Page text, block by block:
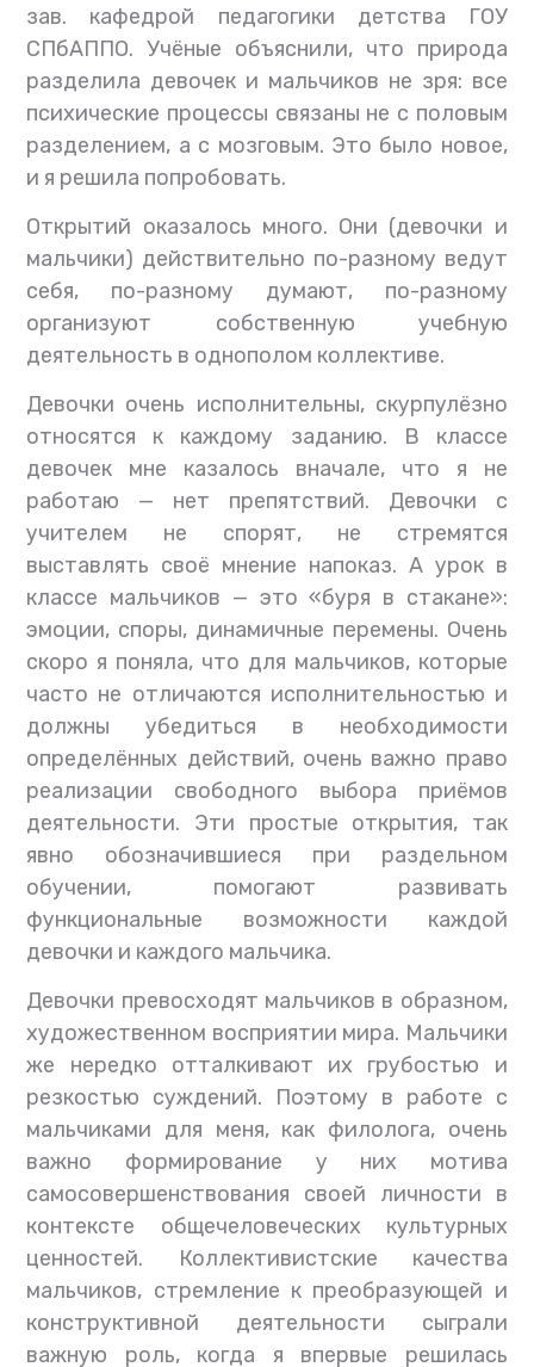
зав. кафедрой педагогики детства ГОУ
СПбАППО. Учёные объяснили, что природа
разделила девочек и мальчиков не зря: все
психические процессы связаны не с половым
разделением, а с мозговым. Это было новое,
и я решила попробовать.
Открытий оказалось много. Они (девочки и
мальчики) действительно по-разному ведут
себя, по-разному думают, по-разному
организуют собственную учебную
деятельность в однополом коллективе.
Девочки очень исполнительны, скурпулёзно
относятся к каждому заданию. В классе
девочек мне казалось вначале, что я не
работаю — нет препятствий. Девочки с
учителем не спорят, не стремятся
выставлять своё мнение напоказ. А урок в
классе мальчиков — это «буря в стакане»:
эмоции, споры, динамичные перемены. Очень
скоро я поняла, что для мальчиков, которые
часто не отличаются исполнительностью и
должны убедиться в необходимости
определённых действий, очень важно право
реализации свободного выбора приёмов
деятельности. Эти простые открытия, так
явно обозначившиеся при раздельном
обучении, помогают развивать
функциональные возможности каждой
девочки и каждого мальчика.
Девочки превосходят мальчиков в образном,
художественном восприятии мира. Мальчики
же нередко отталкивают их грубостью и
резкостью суждений. Поэтому в работе с
мальчиками для меня, как филолога, очень
важно формирование у них мотива
самосовершенствования своей личности в
контексте общечеловеческих культурных
ценностей. Коллективистские качества
мальчиков, стремление к преобразующей и
конструктивной деятельности сыграли
важную роль, когда я впервые решилась